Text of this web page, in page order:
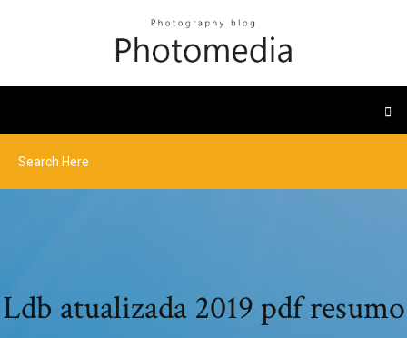
Ldb atualizada 2019 pdf resumo